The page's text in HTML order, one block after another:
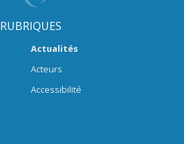
RUBRIQUES
Actualités
Acteurs
Accessibilité